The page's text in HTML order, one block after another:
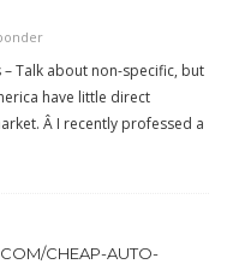
– Talk about non-specific, but
have little direct
Â I recently professed a
CHEAP-AUTO-